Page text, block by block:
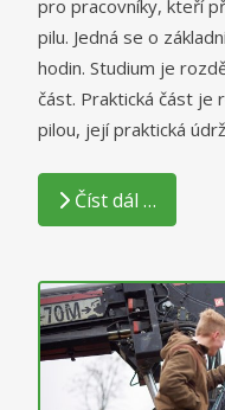
pro pracovníky, kteří
pilu. Jedná se o
hodin. Studium je
část. Praktická část je
pilou, její praktická
Číst dál …